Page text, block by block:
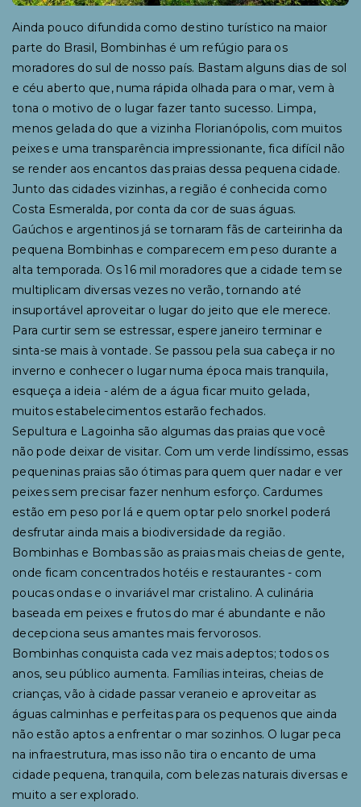
Ainda pouco difundida como destino turístico na maior
parte do Brasil, Bombinhas é um refúgio para os
moradores do sul de nosso país. Bastam alguns dias de sol
e céu aberto que, numa rápida olhada para o mar, vem à
tona o motivo de o lugar fazer tanto sucesso. Limpa,
menos gelada do que a vizinha Florianópolis, com muitos
peixes e uma transparência impressionante, fica difícil não
se render aos encantos das praias dessa pequena cidade.
Junto das cidades vizinhas, a região é conhecida como
Costa Esmeralda, por conta da cor de suas águas.
Gaúchos e argentinos já se tornaram fãs de carteirinha da
pequena Bombinhas e comparecem em peso durante a
alta temporada. Os 16 mil moradores que a cidade tem se
multiplicam diversas vezes no verão, tornando até
insuportável aproveitar o lugar do jeito que ele merece.
Para curtir sem se estressar, espere janeiro terminar e
sinta-se mais à vontade. Se passou pela sua cabeça ir no
inverno e conhecer o lugar numa época mais tranquila,
esqueça a ideia - além de a água ficar muito gelada,
muitos estabelecimentos estarão fechados.
Sepultura e Lagoinha são algumas das praias que você
não pode deixar de visitar. Com um verde lindíssimo, essas
pequeninas praias são ótimas para quem quer nadar e ver
peixes sem precisar fazer nenhum esforço. Cardumes
estão em peso por lá e quem optar pelo snorkel poderá
desfrutar ainda mais a biodiversidade da região.
Bombinhas e Bombas são as praias mais cheias de gente,
onde ficam concentrados hotéis e restaurantes - com
poucas ondas e o invariável mar cristalino. A culinária
baseada em peixes e frutos do mar é abundante e não
decepciona seus amantes mais fervorosos.
Bombinhas conquista cada vez mais adeptos; todos os
anos, seu público aumenta. Famílias inteiras, cheias de
crianças, vão à cidade passar veraneio e aproveitar as
águas calminhas e perfeitas para os pequenos que ainda
não estão aptos a enfrentar o mar sozinhos. O lugar peca
na infraestrutura, mas isso não tira o encanto de uma
cidade pequena, tranquila, com belezas naturais diversas e
muito a ser explorado.